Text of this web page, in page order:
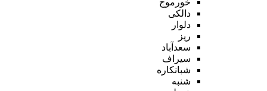
دالکی
دلوار
ریز
سعدآباد
سیراف
شبانکاره
شنبه